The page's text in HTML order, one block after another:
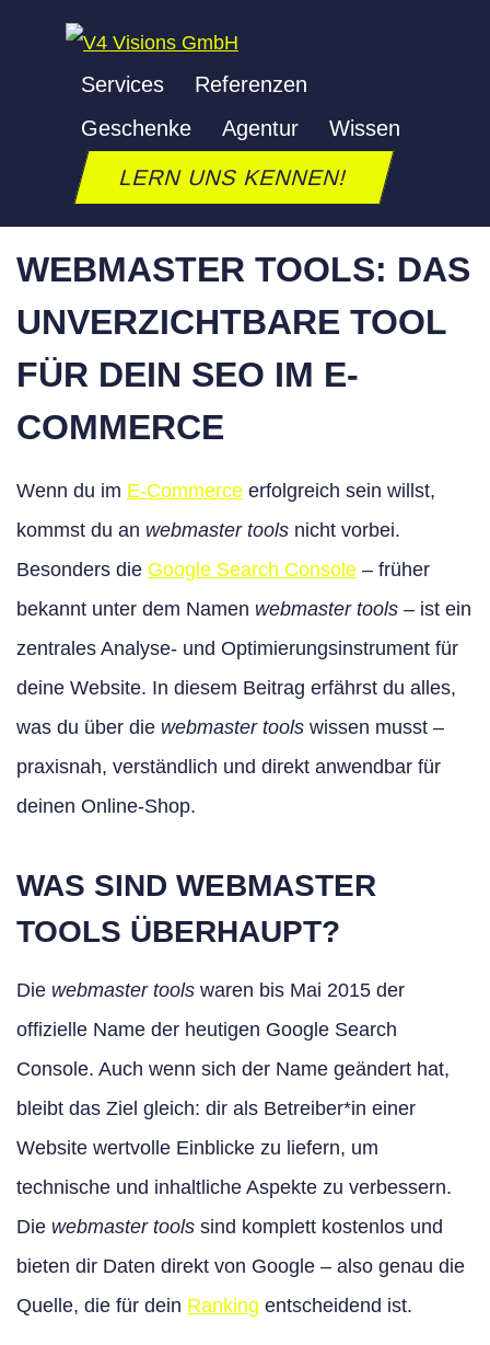
Services
Referenzen
Geschenke
Agentur Wissen
LERN UNS KENNEN!
WEBMASTER TOOLS
Letzte Aktualisierung: 24. September 2025
WEBMASTER TOOLS: DAS
UNVERZICHTBARE TOOL
FÜR DEIN SEO IM E-
COMMERCE
Wenn du im E-Commerce erfolgreich sein willst,
kommst du an webmaster tools nicht vorbei.
Besonders die Google Search Console – früher
bekannt unter dem Namen webmaster tools – ist ein
zentrales Analyse- und Optimierungsinstrument für
deine Website. In diesem Beitrag erfährst du alles,
was du über die webmaster tools wissen musst –
praxisnah, verständlich und direkt anwendbar für
deinen Online-Shop.
WAS SIND WEBMASTER
TOOLS ÜBERHAUPT?
Die webmaster tools waren bis Mai 2015 der
offizielle Name der heutigen Google Search
Console. Auch wenn sich der Name geändert hat,
bleibt das Ziel gleich: dir als Betreiber*in einer
Website wertvolle Einblicke zu liefern, um
technische und inhaltliche Aspekte zu verbessern.
Die webmaster tools sind komplett kostenlos und
bieten dir Daten direkt von Google – also genau die
Quelle, die für dein Ranking entscheidend ist.